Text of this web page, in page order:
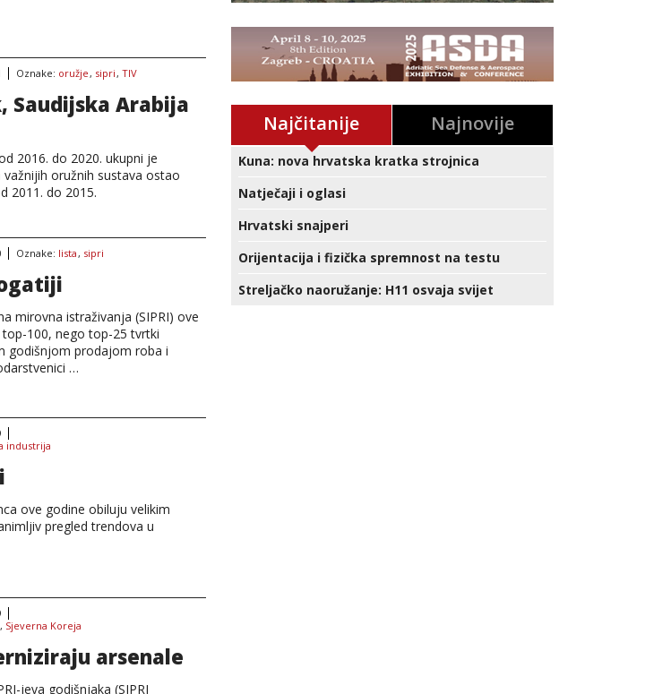
Oznake: oružje, sipri, TIV
Saudijska Arabija
2016. do 2020. ukupni je
oružnih sustava ostao
2011. do 2015.
Oznake: lista, sipri
mirovna istraživanja (SIPRI) ove
100, nego top-25 tvrtki
godišnjom prodajom roba i
…
industrija
ove godine obiluju velikim
pregled trendova u
, Sjeverna Koreja
arsenale
jeva godišnjaka (SIPRI
Najčitanije Najnovije
Kuna: nova hrvatska kratka strojnica
Natječaji i oglasi
Hrvatski snajperi
Orijentacija i fizička spremnost na testu
Streljačko naoružanje: H11 osvaja svijet